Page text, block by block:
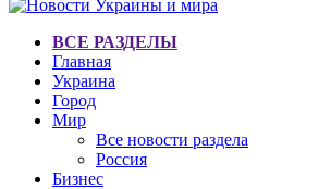
ВСЕ РАЗДЕЛЫ
Главная
Украина
Город
Мир
Все новости раздела
Россия
Бизнес